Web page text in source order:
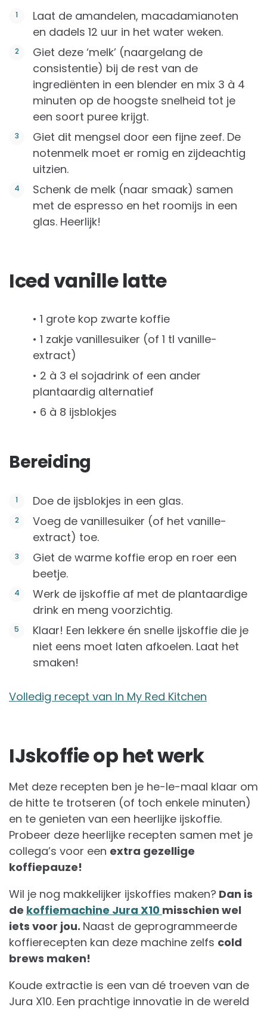
Laat de amandelen, macadamianoten
en dadels 12 uur in het water weken.
Giet deze ‘melk’ (naargelang de
consistentie) bij de rest van de
ingrediënten in een blender en mix 3 à 4
minuten op de hoogste snelheid tot je
een soort puree krijgt.
Giet dit mengsel door een fijne zeef. De
notenmelk moet er romig en zijdeachtig
uitzien.
Schenk de melk (naar smaak) samen
met de espresso en het roomijs in een
glas. Heerlijk!
Iced vanille latte
• 1 grote kop zwarte koffie
• 1 zakje vanillesuiker (of 1 tl vanille-
extract)
• 2 à 3 el sojadrink of een ander
plantaardig alternatief
• 6 à 8 ijsblokjes
Bereiding
Doe de ijsblokjes in een glas.
Voeg de vanillesuiker (of het vanille-
extract) toe.
Giet de warme koffie erop en roer een
beetje.
Werk de ijskoffie af met de plantaardige
drink en meng voorzichtig.
Klaar! Een lekkere én snelle ijskoffie die je
niet eens moet laten afkoelen. Laat het
smaken!
Volledig recept van In My Red Kitchen
IJskoffie op het werk
Met deze recepten ben je he-le-maal klaar om
de hitte te trotseren (of toch enkele minuten)
en te genieten van een heerlijke ijskoffie.
Probeer deze heerlijke recepten samen met je
collega’s voor een extra gezellige
koffiepauze!
Wil je nog makkelijker ijskoffies maken? Dan is
de koffiemachine Jura X10 misschien wel
iets voor jou. Naast de geprogrammeerde
koffierecepten kan deze machine zelfs cold
brews maken!
Koude extractie is een van dé troeven van de
Jura X10. Een prachtige innovatie in de wereld